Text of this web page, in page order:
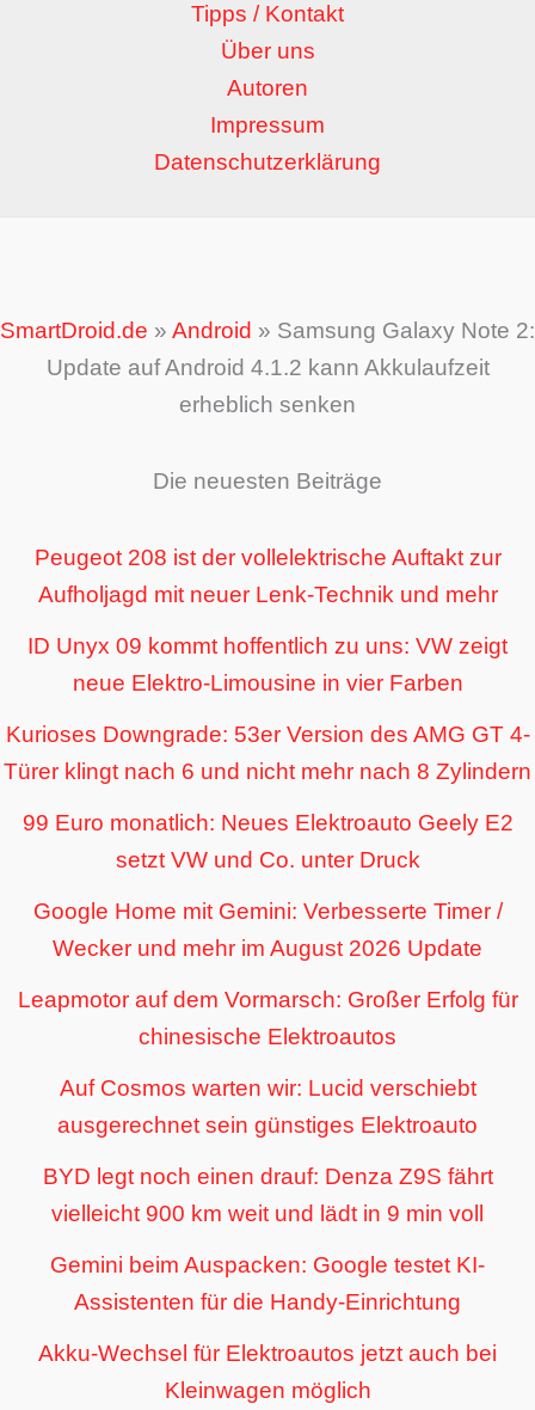
Tipps / Kontakt
Über uns
Autoren
Impressum
Datenschutzerklärung
SmartDroid.de » Android » Samsung Galaxy Note 2:
Update auf Android 4.1.2 kann Akkulaufzeit
erheblich senken
Die neuesten Beiträge
Peugeot 208 ist der vollelektrische Auftakt zur
Aufholjagd mit neuer Lenk-Technik und mehr
ID Unyx 09 kommt hoffentlich zu uns: VW zeigt
neue Elektro-Limousine in vier Farben
Kurioses Downgrade: 53er Version des AMG GT 4-
Türer klingt nach 6 und nicht mehr nach 8 Zylindern
99 Euro monatlich: Neues Elektroauto Geely E2
setzt VW und Co. unter Druck
Google Home mit Gemini: Verbesserte Timer /
Wecker und mehr im August 2026 Update
Leapmotor auf dem Vormarsch: Großer Erfolg für
chinesische Elektroautos
Auf Cosmos warten wir: Lucid verschiebt
ausgerechnet sein günstiges Elektroauto
BYD legt noch einen drauf: Denza Z9S fährt
vielleicht 900 km weit und lädt in 9 min voll
Gemini beim Auspacken: Google testet KI-
Assistenten für die Handy-Einrichtung
Akku-Wechsel für Elektroautos jetzt auch bei
Kleinwagen möglich